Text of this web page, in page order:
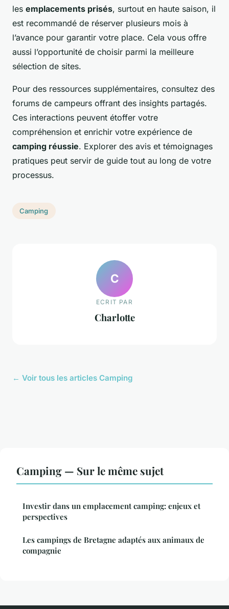
les emplacements prisés, surtout en haute saison, il
est recommandé de réserver plusieurs mois à
l’avance pour garantir votre place. Cela vous offre
aussi l’opportunité de choisir parmi la meilleure
sélection de sites.
Pour des ressources supplémentaires, consultez des
forums de campeurs offrant des insights partagés.
Ces interactions peuvent étoffer votre
compréhension et enrichir votre expérience de
camping réussie. Explorer des avis et témoignages
pratiques peut servir de guide tout au long de votre
processus.
Camping
C
ECRIT PAR
Charlotte
← Voir tous les articles Camping
Camping — Sur le même sujet
Investir dans un emplacement camping: enjeux et
perspectives
Les campings de Bretagne adaptés aux animaux de
compagnie